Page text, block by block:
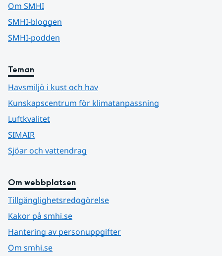
Om SMHI
SMHI-bloggen
SMHI-podden
Teman
Havsmiljö i kust och hav
Kunskapscentrum för klimatanpassning
Luftkvalitet
SIMAIR
Sjöar och vattendrag
Om webbplatsen
Tillgänglighetsredogörelse
Kakor på smhi.se
Hantering av personuppgifter
Om smhi.se